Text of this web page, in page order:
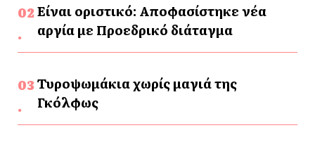
Είναι οριστικό: Αποφασίστηκε νέα
αργία με Προεδρικό διάταγμα
Τυροψωμάκια χωρίς μαγιά της
Γκόλφως